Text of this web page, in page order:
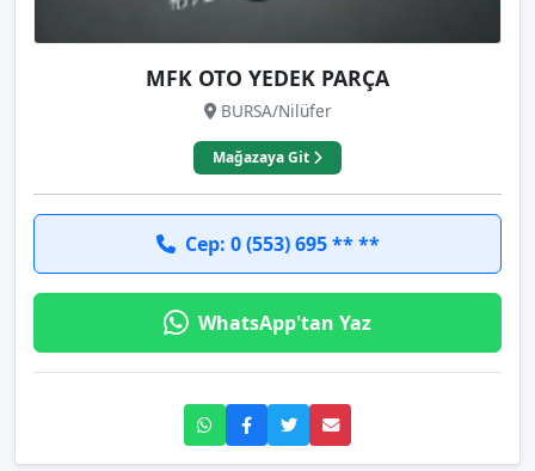
MFK OTO YEDEK PARÇA
BURSA/Nilüfer
Mağazaya Git
Cep: 0 (553) 695 ** **
WhatsApp'tan Yaz